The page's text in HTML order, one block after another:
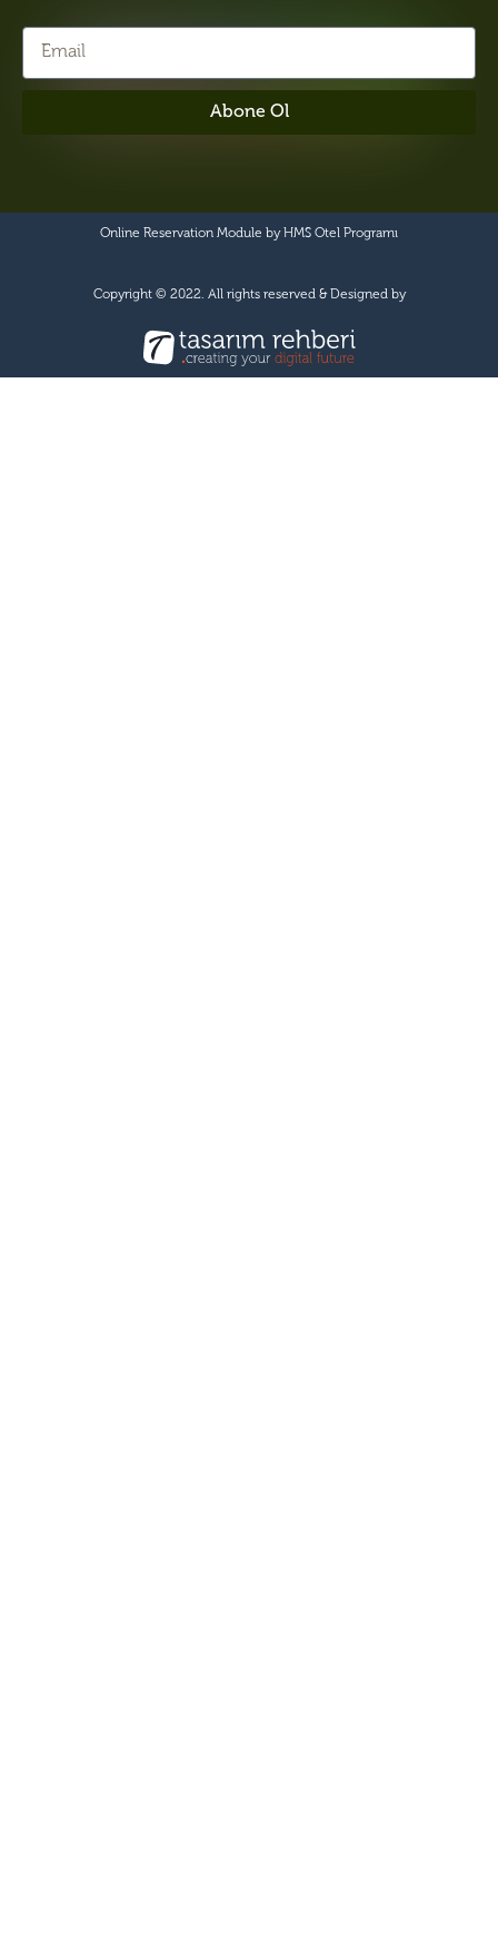
Abone Ol
Online Reservation Module by HMS Otel Programı
Copyright © 2022. All rights reserved & Designed by